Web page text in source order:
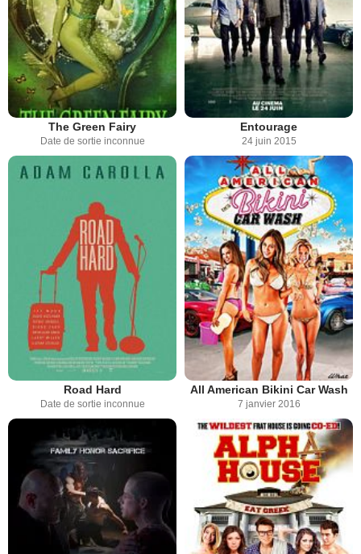
The Green Fairy
Date de sortie inconnue
Entourage
24 juin 2015
Road Hard
Date de sortie inconnue
All American Bikini Car Wash
7 janvier 2016